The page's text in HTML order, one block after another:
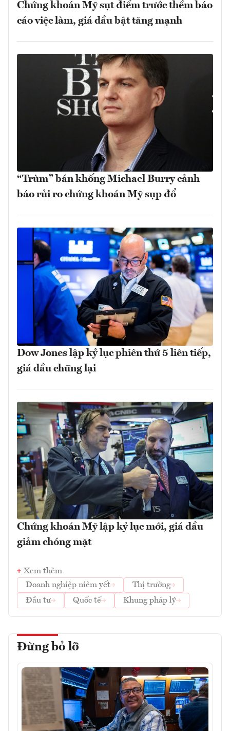
Chứng khoán Mỹ sụt điểm trước thềm báo
cáo việc làm, giá dầu bật tăng mạnh
“Trùm” bán khống Michael Burry cảnh
báo rủi ro chứng khoán Mỹ sụp đổ
Dow Jones lập kỷ lục phiên thứ 5 liên tiếp,
giá dầu chững lại
Chứng khoán Mỹ lập kỷ lục mới, giá dầu
giảm chóng mặt
Xem thêm
Doanh nghiệp niêm yết
Thị trường
Đầu tư
Quốc tế Khung pháp lý
Đừng bỏ lỡ